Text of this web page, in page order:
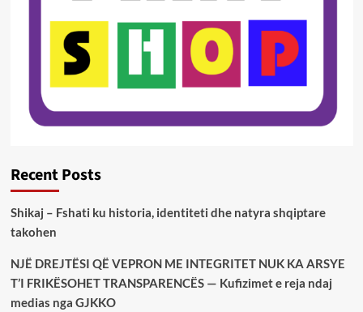
Recent Posts
Shikaj – Fshati ku historia, identiteti dhe natyra shqiptare
takohen
NJË DREJTËSI QË VEPRON ME INTEGRITET NUK KA ARSYE
T’I FRIKËSOHET TRANSPARENCËS — Kufizimet e reja ndaj
medias nga GJKKO